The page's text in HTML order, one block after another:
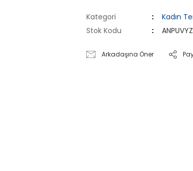
Kategori
Kadın
Stok Kodu
Arkadaşına Öner